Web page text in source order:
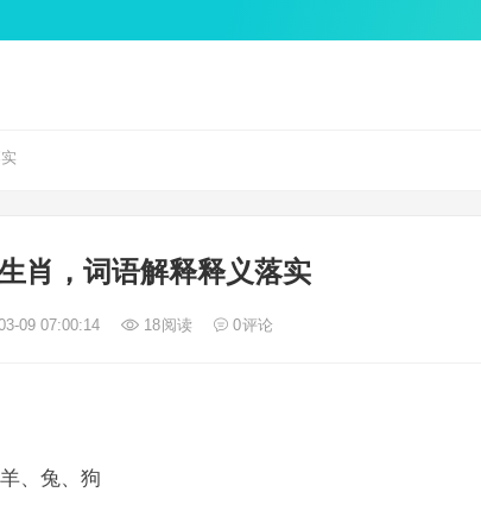
肖，词语解释释义落实
09 07:00:14 18阅读 0评论
、兔、狗